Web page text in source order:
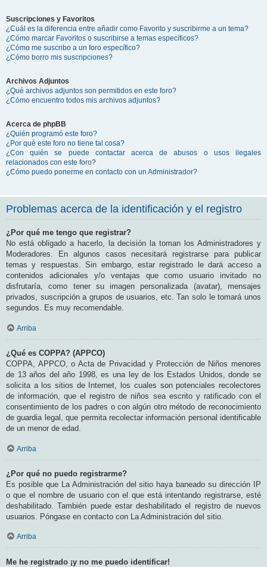
Suscripciones y Favoritos
¿Cuál es la diferencia entre añadir como Favorito y suscribirme a un tema?
¿Cómo marcar Favoritos o suscribirse a temas específicos?
¿Cómo me suscribo a un foro específico?
¿Cómo borro mis suscripciones?
Archivos Adjuntos
¿Qué archivos adjuntos son permitidos en este foro?
¿Cómo encuentro todos mis archivos adjuntos?
Acerca de phpBB
¿Quién programó este foro?
¿Por qué este foro no tiene tal cosa?
¿Con quién se puede contactar acerca de abusos o usos ilegales
relacionados con este foro?
¿Cómo puedo ponerme en contacto con un Administrador?
Problemas acerca de la identificación y el registro
¿Por qué me tengo que registrar?
No está obligado a hacerlo, la decisión la toman los Administradores y
Moderadores. En algunos casos necesitará registrarse para publicar
temas y respuestas. Sin embargo, estar registrado le dará acceso a
contenidos adicionales y/o ventajas que como usuario invitado no
disfrutaría, como tener su imagen personalizada (avatar), mensajes
privados, suscripción a grupos de usuarios, etc. Tan solo le tomará unos
segundos. Es muy recomendable.
Arriba
¿Qué es COPPA? (APPCO)
COPPA, APPCO, o Acta de Privacidad y Protección de Niños menores
de 13 años del año 1998, es una ley de los Estados Unidos, donde se
solicita a los sitios de Internet, los cuales son potenciales recolectores
de información, que el registro de niños sea escrito y ratificado con el
consentimiento de los padres o con algún otro método de reconocimiento
de guardia legal, que permita recolectar información personal identificable
de un menor de edad.
Arriba
¿Por qué no puedo registrarme?
Es posible que La Administración del sitio haya baneado su dirección IP
o que el nombre de usuario con el que está intentando registrarse, esté
deshabilitado. También puede estar deshabilitado el registro de nuevos
usuarios. Póngase en contacto con La Administración del sitio.
Arriba
Me he registrado ¡y no me puedo identificar!